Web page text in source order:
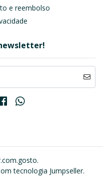
e reembolso
tecnologia Jumpseller.